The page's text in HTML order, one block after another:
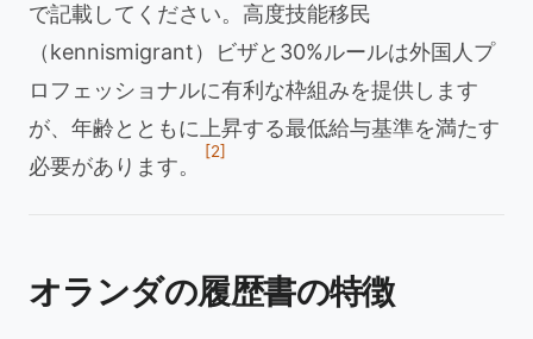
で記載してください。高度技能移民
（kennismigrant）ビザと30%ルールは外国人プ
ロフェッショナルに有利な枠組みを提供します
が、年齢とともに上昇する最低給与基準を満たす
必要があります。
[2]
オランダの履歴書の特徴